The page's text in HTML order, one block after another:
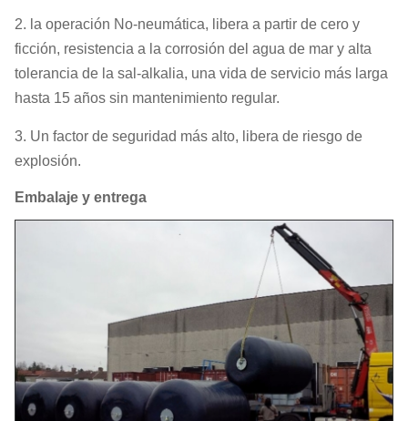
1200×2000L
1200 2000 337
Ø
1200×2400L
Ø
1350×2500L
3000
1700×3000L
1700 3000 696
Ø
2000×3500L
2000 3500 990
2. la operación No-neumática, libera a partir de cero y
ficción, resistencia a la corrosión del agua de mar y alta
tolerancia de la sal-alkalia, una vida de servicio más larga
hasta 15 años sin mantenimiento regular.
3. Un factor de seguridad más alto, libera de riesgo de
explosión.
Embalaje y entrega